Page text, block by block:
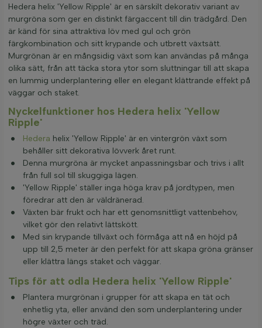
Hedera helix 'Yellow Ripple' är en särskilt dekorativ variant av
murgröna som ger en distinkt färgaccent till din trädgård. Den
är känd för sina attraktiva löv med gul och grön
färgkombination och sitt krypande och utbrett växtsätt.
Murgrönan är en mångsidig växt som kan användas på många
olika sätt, från att täcka stora ytor som sluttningar till att skapa
en lummig underplantering eller en elegant klättrande effekt på
väggar och staket.
Nyckelfunktioner hos Hedera helix 'Yellow
Ripple'
Hedera helix 'Yellow Ripple' är en vintergrön växt som
behåller sitt dekorativa lövverk året runt.
Denna murgröna är mycket anpassningsbar och trivs i allt
från full sol till skuggiga lägen.
'Yellow Ripple' ställer inga höga krav på jordtypen, men
föredrar att den är väldränerad.
Växten bär frukt och har ett genomsnittligt vattenbehov,
vilket gör den relativt lättskött.
Med sin krypande tillväxt och förmåga att nå en höjd på
upp till 2,5 meter är den perfekt för att skapa gröna gränser
eller klättra längs staket och väggar.
Tips för att odla Hedera helix 'Yellow Ripple'
Plantera murgrönan i grupper för att skapa en tät och
enhetlig yta, eller använd den som underplantering under
högre växter och träd.